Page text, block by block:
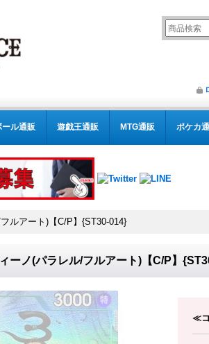
ール通販 遊戯王通販 MTG通販 ポケカ
ルアート)【C/P】{ST30-014}
ーノ(パラレル/フルアート)【C/P】
≪